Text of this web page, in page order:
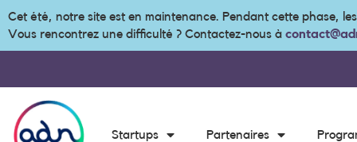
Cet été, notre site est en maintenance. Pendant cette phase,
Vous rencontrez une difficulté ? Contactez-nous à
Startups Partenaires